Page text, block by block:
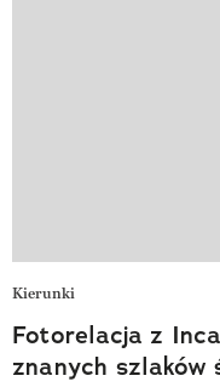
Kierunki
Fotorelacja z
znanych szlaków